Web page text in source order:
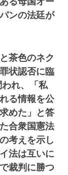
ンの法廷が
茶色のネク
状認否に臨
れ、「私
る情報を公
めた」と答
合衆国憲法
考えを示し
法は互いに
裁判に勝つ